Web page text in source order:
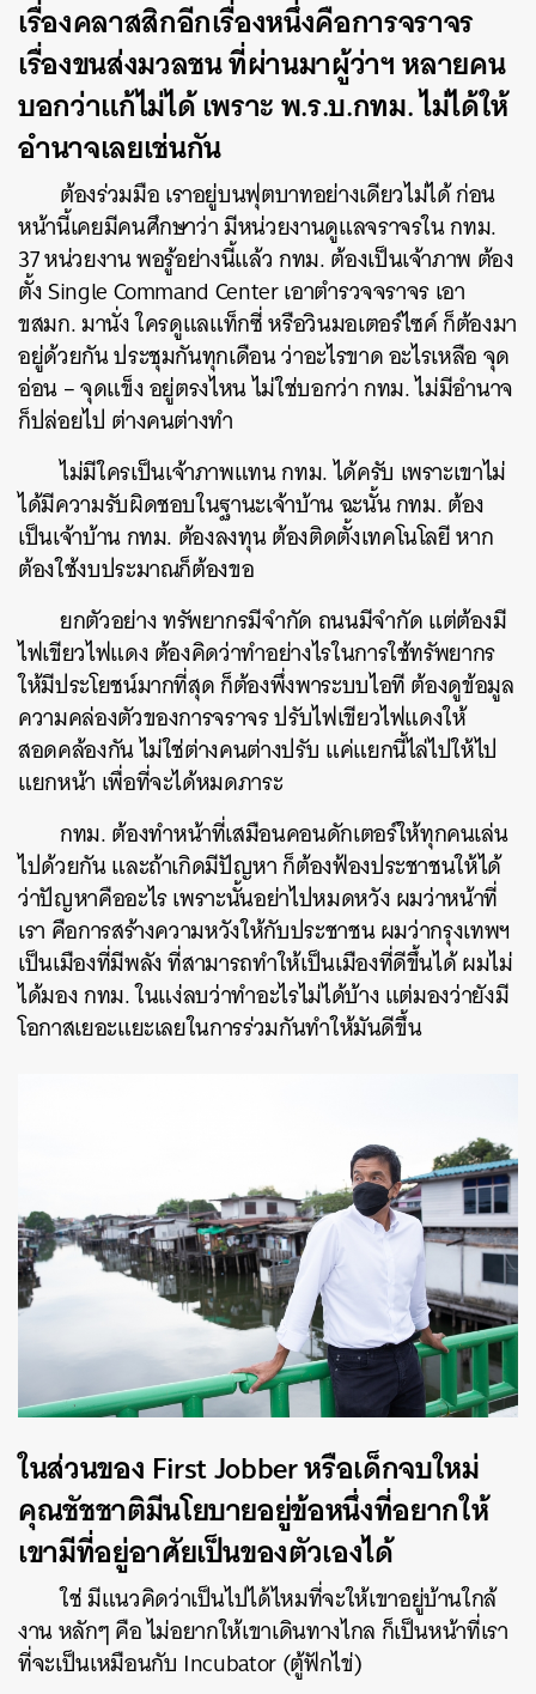
เรื่องคลาสสิกอีกเรื่องหนึ่งคือการจราจร
เรื่องขนส่งมวลชนที่ผ่านมาผู้ว่าฯหลายคน
บอกว่าแก้ไม่ได้เพราะพ.ร.บ.กทม.ไม่ได้ให้
อำนาจเลยเช่นกัน
ต้องร่วมมือเราอยู่บนฟุตบาทอย่างเดียวไม่ได้ก่อน
หน้านี้เคยมีคนศึกษาว่ามีหน่วยงานดูแลจราจรในกทม.
37หน่วยงานพอรู้อย่างนี้แล้วกทม.ต้องเป็นเจ้าภาพ ต้อง
ตั้งSingle Command Centerเอาตำรวจจราจรเอา
ขสมก.มานั่งใครดูแลแท็กซี่หรือวินมอเตอร์ไซค์ก็ต้องมา
อยู่ด้วยกันประชุมกันทุกเดือนว่าอะไรขาดอะไรเหลือจุด
อ่อน–จุดแข็งอยู่ตรงไหนไม่ใช่บอกว่ากทม.ไม่มีอำนาจ
ก็ปล่อยไป ต่างคนต่างทำ
ไม่มีใครเป็นเจ้าภาพแทนกทม.ได้ครับ เพราะเขาไม่
ได้มีความรับผิดชอบในฐานะเจ้าบ้านฉะนั้นกทม.ต้อง
เป็นเจ้าบ้านกทม. ต้องลงทุนต้องติดตั้งเทคโนโลยีหาก
ต้องใช้งบประมาณก็ต้องขอ
ยกตัวอย่างทรัพยากรมีจำกัด ถนนมีจำกัดแต่ต้องมี
ไฟเขียวไฟแดงต้องคิดว่าทำอย่างไรในการใช้ทรัพยากร
ให้มีประโยชน์มากที่สุดก็ต้องพึ่งพาระบบไอทีต้องดูข้อมูล
ความคล่องตัวของการจราจรปรับไฟเขียวไฟแดงให้
สอดคล้องกันไม่ใช่ต่างคนต่างปรับ แค่แยกนี้ไล่ไปให้ไป
แยกหน้า เพื่อที่จะได้หมดภาระ
กทม.ต้องทำหน้าที่เสมือนคอนดักเตอร์ให้ทุกคนเล่น
ไปด้วยกันและถ้าเกิดมีปัญหาก็ต้องฟ้องประชาชนให้ได้
ว่าปัญหาคืออะไรเพราะนั้นอย่าไปหมดหวังผมว่าหน้าที่
เรา คือการสร้างความหวังให้กับประชาชนผมว่ากรุงเทพฯ
เป็นเมืองที่มีพลังที่สามารถทำให้เป็นเมืองที่ดีขึ้นได้ผมไม่
ได้มองกทม.ในแง่ลบว่าทำอะไรไม่ได้บ้างแต่มองว่ายังมี
โอกาสเยอะแยะเลยในการร่วมกันทำให้มันดีขึ้น
ในส่วนของ First Jobberหรือเด็กจบใหม่
คุณชัชชาติมีนโยบายอยู่ข้อหนึ่งที่อยากให้
เขามีที่อยู่อาศัยเป็นของตัวเองได้
ใช่มีแนวคิดว่าเป็นไปได้ไหมที่จะให้เขาอยู่บ้านใกล้
งานหลักๆคือไม่อยากให้เขาเดินทางไกลก็เป็นหน้าที่เรา
ที่จะเป็นเหมือนกับ Incubator (ตู้ฟักไข่)